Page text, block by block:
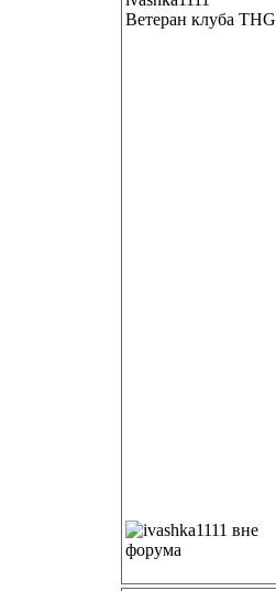
Ветеран клуба THG